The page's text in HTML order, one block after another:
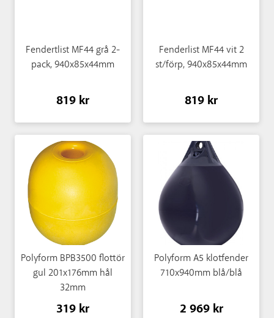
Fendertlist MF44 grå 2-
pack, 940x85x44mm
819 kr
Fenderlist MF44 vit 2
st/förp, 940x85x44mm
819 kr
Polyform BPB3500 flottör
gul 201x176mm hål
32mm
319 kr
Polyform A5 klotfender
710x940mm blå/blå
2 969 kr